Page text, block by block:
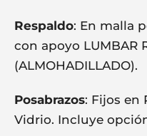
Respaldo: En malla
con apoyo LUMBAR
(ALMOHADILLADO).
Posabrazos: Fijos en
Vidrio. Incluye